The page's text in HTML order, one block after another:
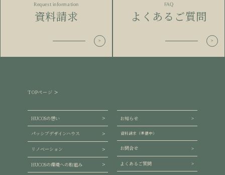
Request information
資料請求
FAQ
よくあるご質問
TOPページ
HUCOSの想い
パッシブデザインハウス
リノベーション
HUCOSの環境への取組み
お知らせ
資料請求（準備中）
お問合せ
よくあるご質問